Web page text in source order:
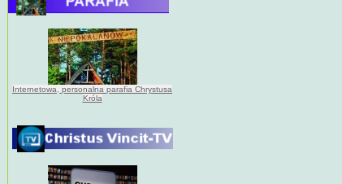
Internetowa, personalna parafia Chrystusa
Króla
BIEŻĄCY PROGRAM TRANSMISJI
BEZPOŚREDNICH(na żywo)